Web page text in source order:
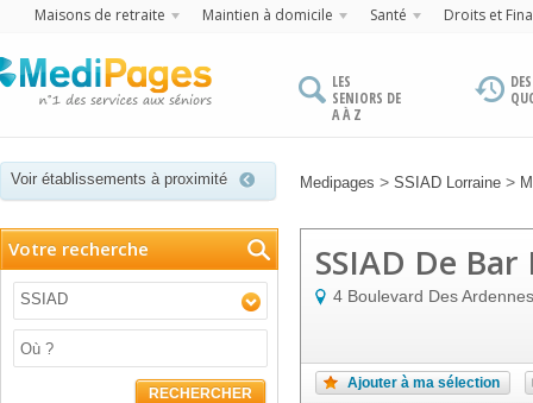
Maisons de retraite Maintien à domicile Santé Droits et
LES
SENIORS DE
A À Z
Voir établissements à proximité Medipages > SSIAD Lorraine >
Votre recherche
SSIAD
RECHERCHER
SSIAD De Bar
4 Boulevard Des Ardennes
Ajouter à ma sélection